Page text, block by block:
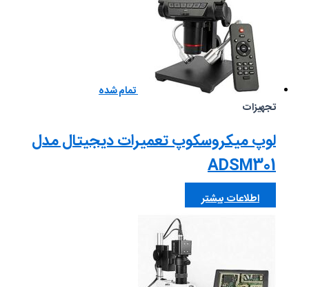
تمام شده
تجهیزات
لوپ میکروسکوپ تعمیرات دیجیتال مدل
ADSM301
اطلاعات بیشتر